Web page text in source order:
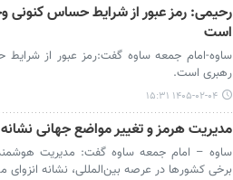
رحیمی: رمز عبور از شرایط حساس کنونی
است
ساوه-امام جمعه ساوه گفت:رمز عبور از
رهبری است.
۱۴۰۵-۰۲-۰۴ ۱۵:۳۱
مدیریت هرمز و تغییر مواضع جهانی
ساوه – امام جمعه ساوه گفت: مدیریت
برخی کشورها در عرصه بین‌المللی، نشانه